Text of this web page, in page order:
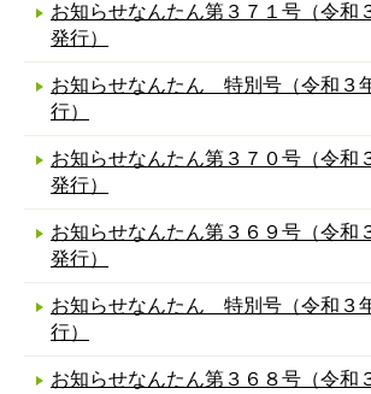
お知らせなんたん第３７１号（令和
発行）
お知らせなんたん 特別号（令和３
行）
お知らせなんたん第３７０号（令和
発行）
お知らせなんたん第３６９号（令和
発行）
お知らせなんたん 特別号（令和３
行）
お知らせなんたん第３６８号（令和